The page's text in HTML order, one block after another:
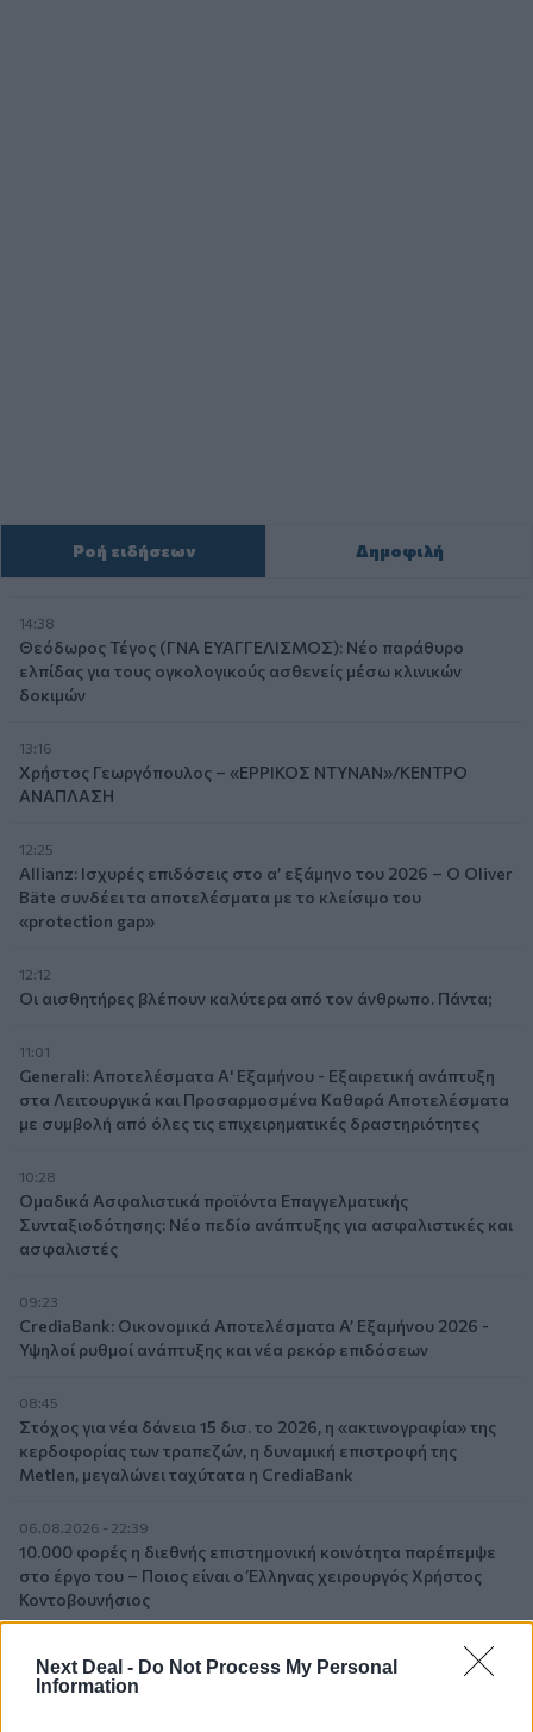
Next Deal - Do Not Process My Personal
Information
Ροή ειδήσεων Δημοφιλή
14:38
Θεόδωρος Τέγος (ΓΝΑ ΕΥΑΓΓΕΛΙΣΜΟΣ): Νέο παράθυρο
ελπίδας για τους ογκολογικούς ασθενείς μέσω κλινικών
δοκιμών
13:16
Χρήστος Γεωργόπουλος – «ΕΡΡΙΚΟΣ ΝΤΥΝΑΝ»/ΚΕΝΤΡΟ
ΑΝΑΠΛΑΣΗ
12:25
Allianz: Ισχυρές επιδόσεις στο α’ εξάμηνο του 2026 – Ο Oliver
Bäte συνδέει τα αποτελέσματα με το κλείσιμο του
«protection gap»
12:12
Οι αισθητήρες βλέπουν καλύτερα από τον άνθρωπο. Πάντα;
11:01
Generali: Αποτελέσματα Α' Εξαμήνου - Εξαιρετική ανάπτυξη
στα Λειτουργικά και Προσαρμοσμένα Καθαρά Αποτελέσματα
με συμβολή από όλες τις επιχειρηματικές δραστηριότητες
10:28
Ομαδικά Ασφαλιστικά προϊόντα Επαγγελματικής
Συνταξιοδότησης: Νέο πεδίο ανάπτυξης για ασφαλιστικές και
ασφαλιστές
09:23
CrediaBank: Οικονομικά Αποτελέσματα A’ Εξαμήνου 2026 -
Υψηλοί ρυθμοί ανάπτυξης και νέα ρεκόρ επιδόσεων
08:45
Στόχος για νέα δάνεια 15 δισ. το 2026, η «ακτινογραφία» της
κερδοφορίας των τραπεζών, η δυναμική επιστροφή της
Metlen, μεγαλώνει ταχύτατα η CrediaBank
06.08.2026 - 22:39
10.000 φορές η διεθνής επιστημονική κοινότητα παρέπεμψε
στο έργο του – Ποιος είναι ο Έλληνας χειρουργός Χρήστος
Κοντοβουνήσιος
Μιχάλης Τάτσης, Insurance & Healthcare Analyst, διευθυντής